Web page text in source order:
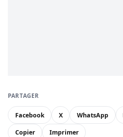
PARTAGER
Facebook X WhatsApp
Copier Imprimer